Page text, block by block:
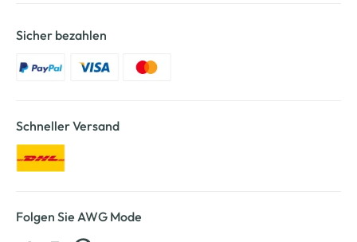
Sicher bezahlen
Schneller Versand
Folgen Sie AWG Mode